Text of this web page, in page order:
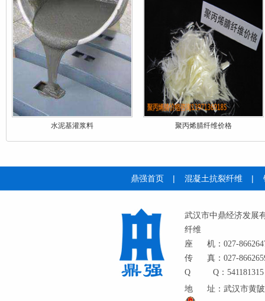
水泥基灌浆料 聚丙烯腈纤维价格
鼎强首页 | 混凝土抗裂纤维 |
武汉市中鼎经济发展
纤维
座
机：027-
传
真：027-
Q
Q：
地
址：武汉市黄